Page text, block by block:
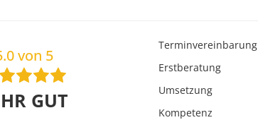
von 5
GUT
Terminvereinbarung
Erstberatung
Umsetzung
Kompetenz